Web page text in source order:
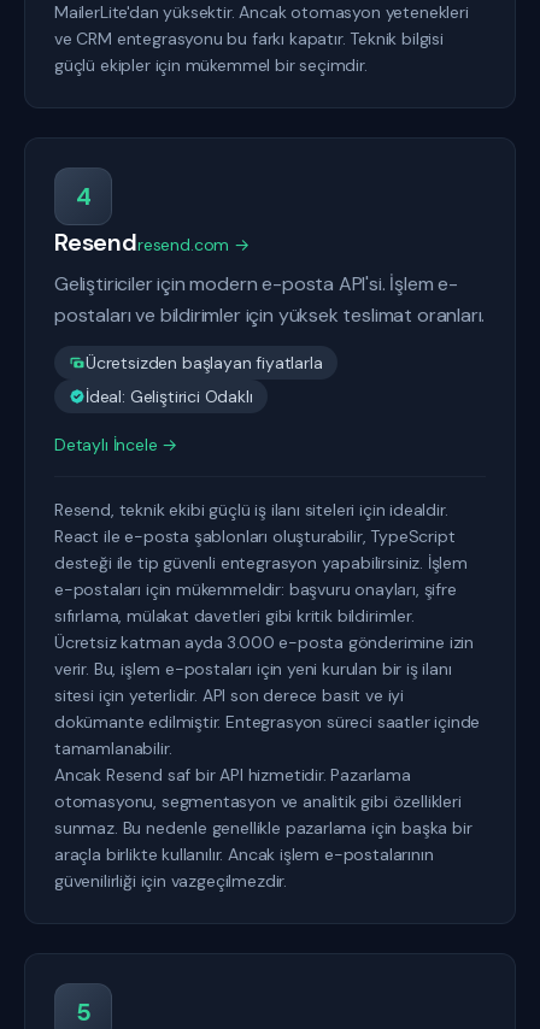
MailerLite'dan yüksektir. Ancak otomasyon yetenekleri
ve CRM entegrasyonu bu farkı kapatır. Teknik bilgisi
güçlü ekipler için mükemmel bir seçimdir.
4
Resendresend.com →
Geliştiriciler için modern e-posta API'si. İşlem e-
postaları ve bildirimler için yüksek teslimat oranları.
Ücretsizden başlayan fiyatlarla
İdeal: Geliştirici Odaklı
Detaylı İncele →
Resend, teknik ekibi güçlü iş ilanı siteleri için idealdir.
React ile e-posta şablonları oluşturabilir, TypeScript
desteği ile tip güvenli entegrasyon yapabilirsiniz. İşlem
e-postaları için mükemmeldir: başvuru onayları, şifre
sıfırlama, mülakat davetleri gibi kritik bildirimler.
Ücretsiz katman ayda 3.000 e-posta gönderimine izin
verir. Bu, işlem e-postaları için yeni kurulan bir iş ilanı
sitesi için yeterlidir. API son derece basit ve iyi
dokümante edilmiştir. Entegrasyon süreci saatler içinde
tamamlanabilir.
Ancak Resend saf bir API hizmetidir. Pazarlama
otomasyonu, segmentasyon ve analitik gibi özellikleri
sunmaz. Bu nedenle genellikle pazarlama için başka bir
araçla birlikte kullanılır. Ancak işlem e-postalarının
güvenilirliği için vazgeçilmezdir.
5